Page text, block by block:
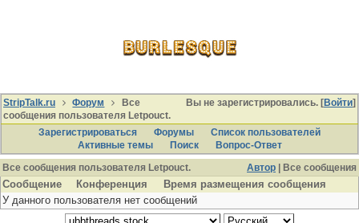
Вы не зарегистрировались. [Войти]
StripTalk.ru Форум
Все
сообщения пользователя Letpouct.
Зарегистрироваться
Форумы
Список пользователей
Активные темы
Поиcк
Вопрос-Ответ
Автор | Все сообщения
Все сообщения пользователя Letpouct.
Сообщение Конференция
Время размещения сообщения
У данного пользователя нет сообщений